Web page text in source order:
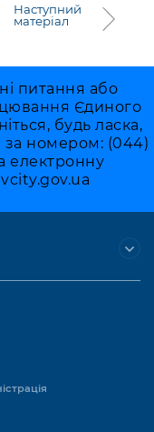
Наступний
матеріал
питання або
Єдиного
будь ласка,
за номером: (044)
електронну